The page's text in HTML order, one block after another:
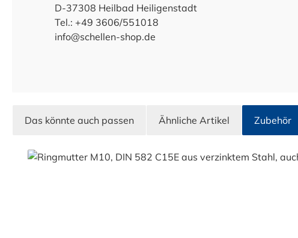
D-37308 Heilbad Heiligenstadt
Tel.: +49 3606/551018
info@schellen-shop.de
Das könnte auch passen Ähnliche Artikel Zubehör
Produktgalerie überspringen